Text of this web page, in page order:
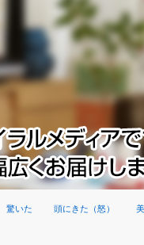
驚いた 頭にきた（怒）